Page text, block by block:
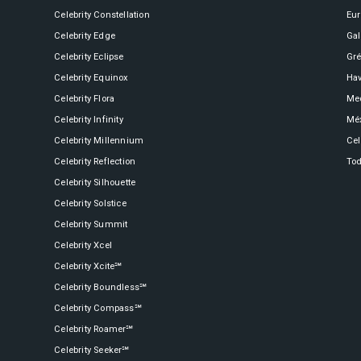
Boundless℠
Compass℠
Constellation®
Eclipse®
Edge®
e Fitness
Retreat
Day at CocoCay
os Destinos
Celebrity Constellation
Celebrity Edge
Celebrity Eclipse
Celebrity Equinox
Celebrity Flora
Celebrity Infinity
Celebrity Millennium
Celebrity Reflection
Celebrity Silhouette
Celebrity Solstice
Celebrity Summit
Celebrity Xcel
Celebrity Xcite℠
Celebrity Boundless℠
Celebrity Compass℠
Celebrity Roamer℠
Celebrity Seeker℠